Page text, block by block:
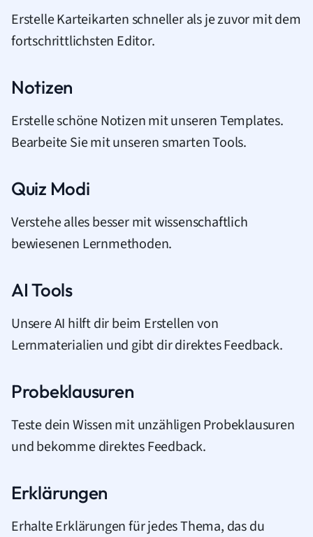
Erstelle Karteikarten schneller als je zuvor mit dem
fortschrittlichsten Editor.
Notizen
Erstelle schöne Notizen mit unseren Templates.
Bearbeite Sie mit unseren smarten Tools.
Quiz Modi
Verstehe alles besser mit wissenschaftlich
bewiesenen Lernmethoden.
AI Tools
Unsere AI hilft dir beim Erstellen von
Lernmaterialien und gibt dir direktes Feedback.
Probeklausuren
Teste dein Wissen mit unzähligen Probeklausuren
und bekomme direktes Feedback.
Erklärungen
Erhalte Erklärungen für jedes Thema, das du